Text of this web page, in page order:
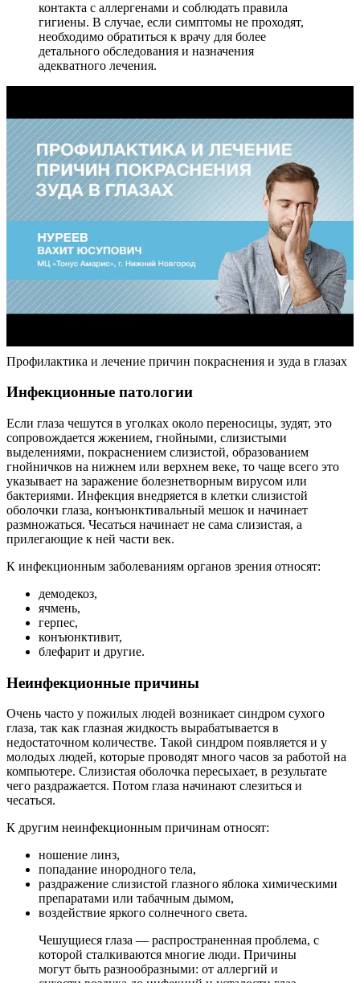
контакта с аллергенами и соблюдать правила
гигиены. В случае, если симптомы не проходят,
необходимо обратиться к врачу для более
детального обследования и назначения
адекватного лечения.
Профилактика и лечение причин покраснения и зуда в глазах
Инфекционные патологии
Если глаза чешутся в уголках около переносицы, зудят, это
сопровождается жжением, гнойными, слизистыми
выделениями, покраснением слизистой, образованием
гнойничков на нижнем или верхнем веке, то чаще всего это
указывает на заражение болезнетворным вирусом или
бактериями. Инфекция внедряется в клетки слизистой
оболочки глаза, конъюнктивальный мешок и начинает
размножаться. Чесаться начинает не сама слизистая, а
прилегающие к ней части век.
К инфекционным заболеваниям органов зрения относят:
демодекоз,
ячмень,
герпес,
конъюнктивит,
блефарит и другие.
Неинфекционные причины
Очень часто у пожилых людей возникает синдром сухого
глаза, так как глазная жидкость вырабатывается в
недостаточном количестве. Такой синдром появляется и у
молодых людей, которые проводят много часов за работой на
компьютере. Слизистая оболочка пересыхает, в результате
чего раздражается. Потом глаза начинают слезиться и
чесаться.
К другим неинфекционным причинам относят:
ношение линз,
попадание инородного тела,
раздражение слизистой глазного яблока химическими
препаратами или табачным дымом,
воздействие яркого солнечного света.
Чешущиеся глаза — распространенная проблема, с
которой сталкиваются многие люди. Причины
могут быть разнообразными: от аллергий и